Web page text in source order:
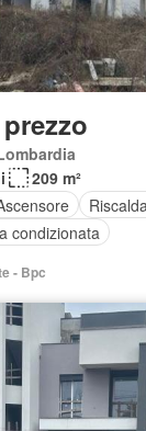
209 m²
condizionata
- Bpc